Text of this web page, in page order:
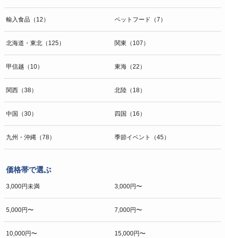
輸入食品（12） ペットフード（7）
北海道・東北（125） 関東（107）
甲信越（10） 東海（22）
関西（38） 北陸（18）
中国（30） 四国（16）
九州・沖縄（78） 季節イベント（45）
価格帯で選ぶ
3,000円未満 3,000円〜
5,000円〜 7,000円〜
10,000円〜 15,000円〜